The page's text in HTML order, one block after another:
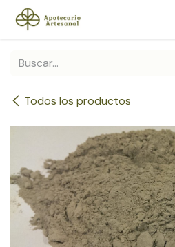
Ir al contenido
Todos los productos